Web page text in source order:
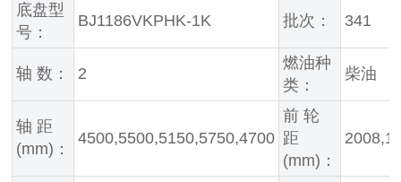
底盘型
号：
BJ1186VKPHK-1K 批次： 341
轴 数： 2
燃油种
类：
柴油
轴 距
(mm)：
4500,5500,5150,5750,4700
前 轮
距
(mm)：